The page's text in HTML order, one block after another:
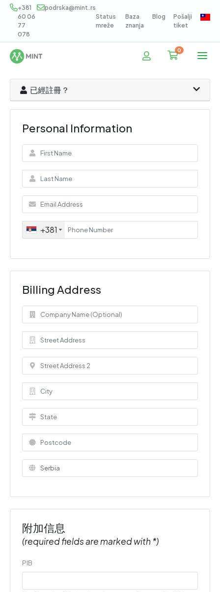
+381
60 06
77
078
podrska@mint.rs
Status
mreže
Baza
znanja
Blog
Pošalji
tiket
0購物車
已經註冊？
Personal Information
+381
Billing Address
附加信息
(required fields are marked with *)
PIB